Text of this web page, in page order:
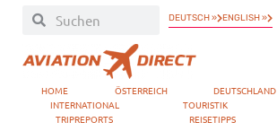
DEUTSCH » ENGLISH »
HOME ÖSTERREICH DEUTSCHLAND
INTERNATIONAL
TOURISTIK
TRIPREPORTS
REISETIPPS